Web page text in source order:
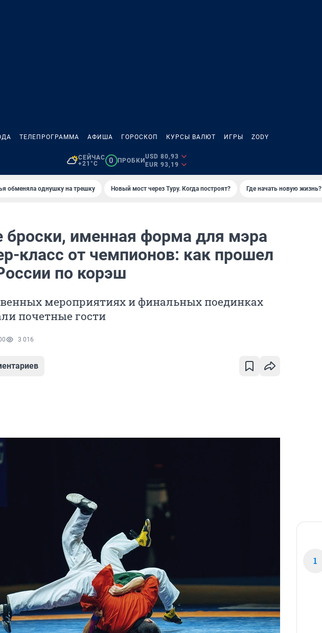
ТЕЛЕПРОГРАММА АФИША ГОРОСКОП КУРСЫ ВАЛЮТ ИГРЫ ZODY
СЕЙЧАС
+21°C
0 ПРОБКИ
USD 80,93
EUR 93,19
обменяла однушку на трешку Новый мост через Туру. Когда построят? Где начать новую жизнь?
броски, именная форма для мэра
класс от чемпионов: как прошел
по корэш
мероприятиях и финальных поединках
почетные гости
3 016
1